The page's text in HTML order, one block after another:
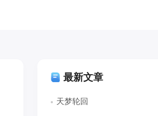
最新文章
天梦轮回